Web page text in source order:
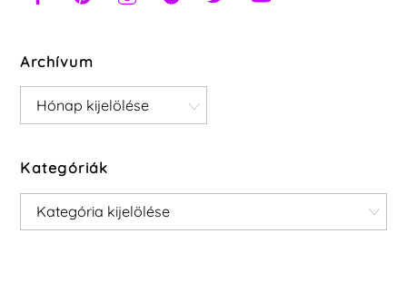
Archívum
Archívum
Kategóriák
Kategóriák